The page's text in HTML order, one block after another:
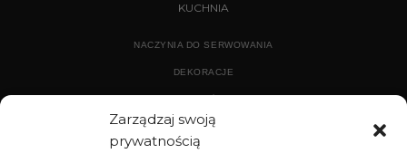
Zarządzaj swoją
prywatnością
KUCHNIA
NACZYNIA DO SERWOWANIA
DEKORACJE